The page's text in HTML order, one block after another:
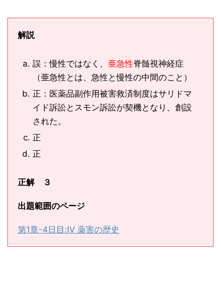
解説
誤：慢性ではなく、 亜急性脊髄視神経症
（亜急性とは、急性と慢性の中間のこと）
正：医薬品副作用被害救済制度はサリドマ
イド訴訟とスモン訴訟が契機となり、創設
された。
正
正
正解 ３
出題範囲のページ
第1章-4日目:Ⅳ 薬害の歴史